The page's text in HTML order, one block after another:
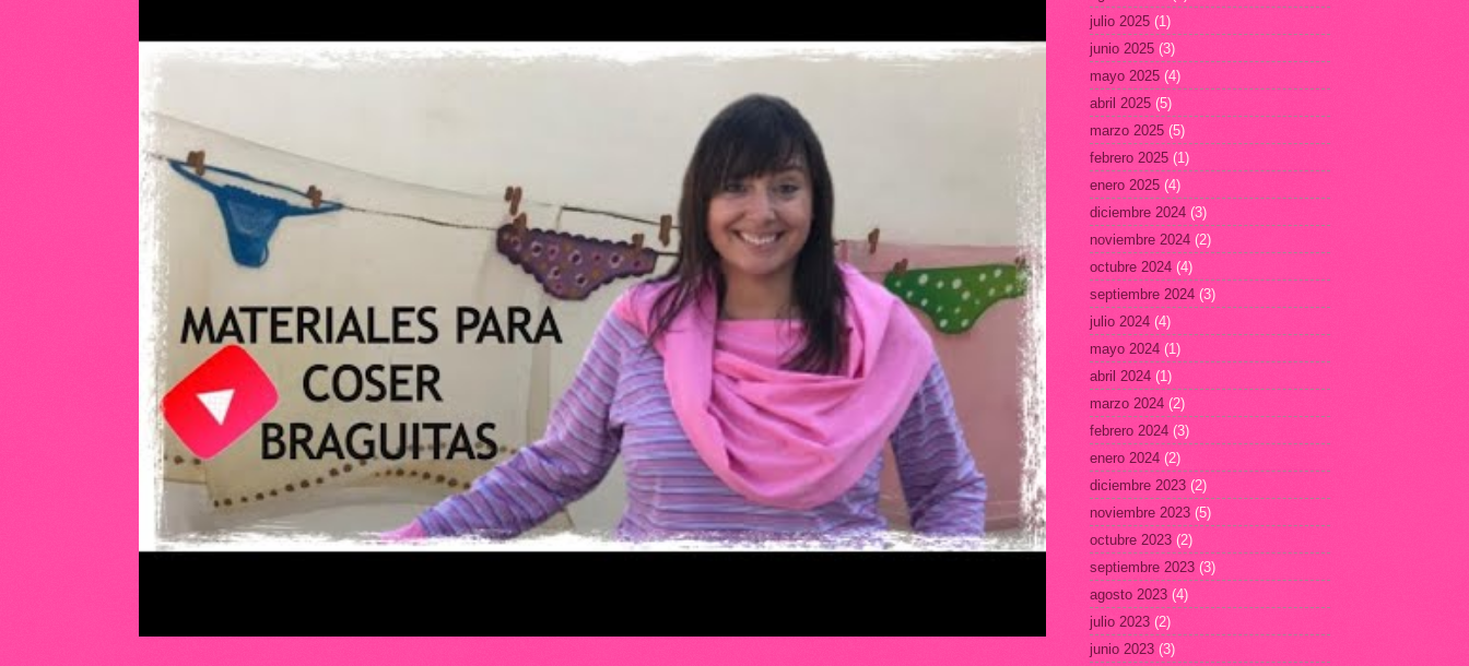
julio 2025 (1)
junio 2025 (3)
mayo 2025 (4)
abril 2025 (5)
marzo 2025 (5)
febrero 2025 (1)
enero 2025 (4)
diciembre 2024 (3)
noviembre 2024 (2)
octubre 2024 (4)
septiembre 2024 (3)
julio 2024 (4)
mayo 2024 (1)
abril 2024 (1)
marzo 2024 (2)
febrero 2024 (3)
enero 2024 (2)
diciembre 2023 (2)
noviembre 2023 (5)
octubre 2023 (2)
septiembre 2023 (3)
agosto 2023 (4)
julio 2023 (2)
junio 2023 (3)